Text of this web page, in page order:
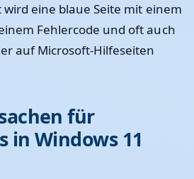
eine blaue Seite mit einem
Fehlercode und oft auch
auf Microsoft-Hilfeseiten
für
in Windows 11